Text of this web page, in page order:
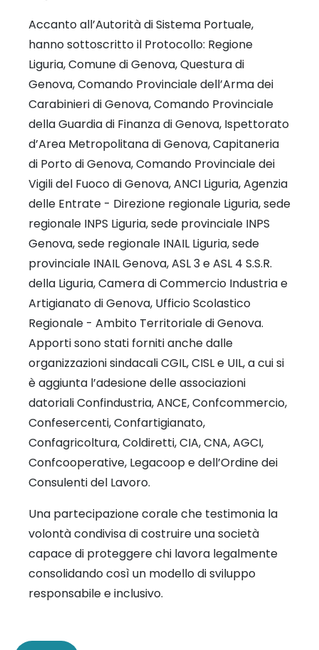
Accanto all’Autorità di Sistema Portuale,
hanno sottoscritto il Protocollo: Regione
Liguria, Comune di Genova, Questura di
Genova, Comando Provinciale dell’Arma dei
Carabinieri di Genova, Comando Provinciale
della Guardia di Finanza di Genova, Ispettorato
d’Area Metropolitana di Genova, Capitaneria
di Porto di Genova, Comando Provinciale dei
Vigili del Fuoco di Genova, ANCI Liguria, Agenzia
delle Entrate - Direzione regionale Liguria, sede
regionale INPS Liguria, sede provinciale INPS
Genova, sede regionale INAIL Liguria, sede
provinciale INAIL Genova, ASL 3 e ASL 4 S.S.R.
della Liguria, Camera di Commercio Industria e
Artigianato di Genova, Ufficio Scolastico
Regionale - Ambito Territoriale di Genova.
Apporti sono stati forniti anche dalle
organizzazioni sindacali CGIL, CISL e UIL, a cui si
è aggiunta l’adesione delle associazioni
datoriali Confindustria, ANCE, Confcommercio,
Confesercenti, Confartigianato,
Confagricoltura, Coldiretti, CIA, CNA, AGCI,
Confcooperative, Legacoop e dell’Ordine dei
Consulenti del Lavoro.
Una partecipazione corale che testimonia la
volontà condivisa di costruire una società
capace di proteggere chi lavora legalmente
consolidando così un modello di sviluppo
responsabile e inclusivo.